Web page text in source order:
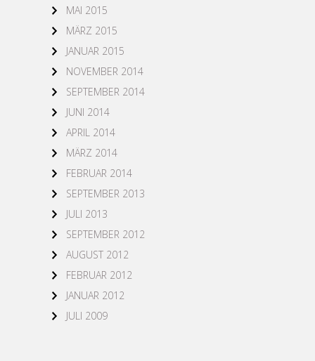
MAI 2015
MÄRZ 2015
JANUAR 2015
NOVEMBER 2014
SEPTEMBER 2014
JUNI 2014
APRIL 2014
MÄRZ 2014
FEBRUAR 2014
SEPTEMBER 2013
JULI 2013
SEPTEMBER 2012
AUGUST 2012
FEBRUAR 2012
JANUAR 2012
JULI 2009